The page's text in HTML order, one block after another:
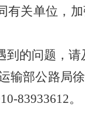
有关单位，
的问题，请
输部公路局
83933612。